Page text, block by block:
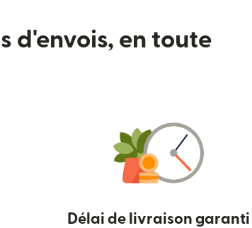
d'envois, en toute
Délai de livraison garanti